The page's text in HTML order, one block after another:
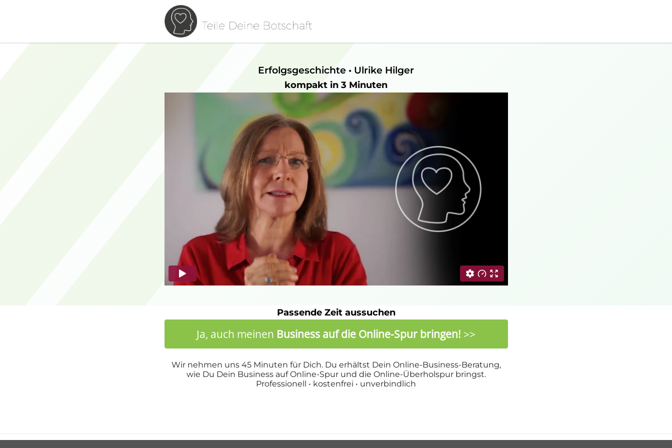
Erfolgsgeschichte • Ulrike Hilger
kompakt in 3 Minuten
Passende Zeit aussuchen
Ja, auch meinen Business auf die Online-Spur bringen! >>
Wir nehmen uns 45 Minuten für Dich. Du erhältst Dein Online-Business-Beratung,
wie Du Dein Business auf Online-Spur und die Online-Überholspur bringst.
Professionell • kostenfrei • unverbindlich